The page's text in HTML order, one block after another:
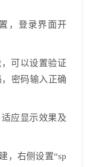
，登录界面开
可以设置验证
密码输入正确
应显示效果及
，右侧设置“sp